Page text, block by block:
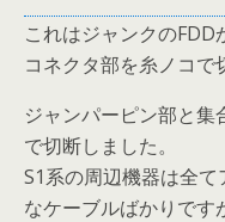
これはジャンクの
コネクタ部を糸ノコで
ジャンパーピン部と集
で切断しました。
S1系の周辺機器は全
なケーブルばかりです